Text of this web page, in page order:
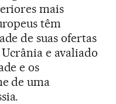
mais
têm
de suas ofertas
e avaliado
e os
de uma